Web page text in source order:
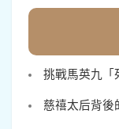
挑戰馬英九「
慈禧太后背後